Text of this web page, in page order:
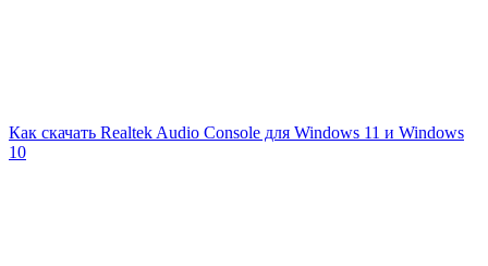
Как скачать Realtek Audio Console для Windows 11 и Windows
10